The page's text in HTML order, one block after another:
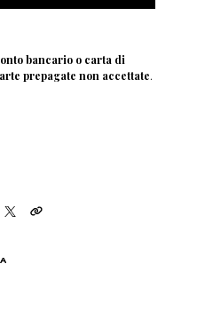
bancario o carta di
prepagate non accettate.